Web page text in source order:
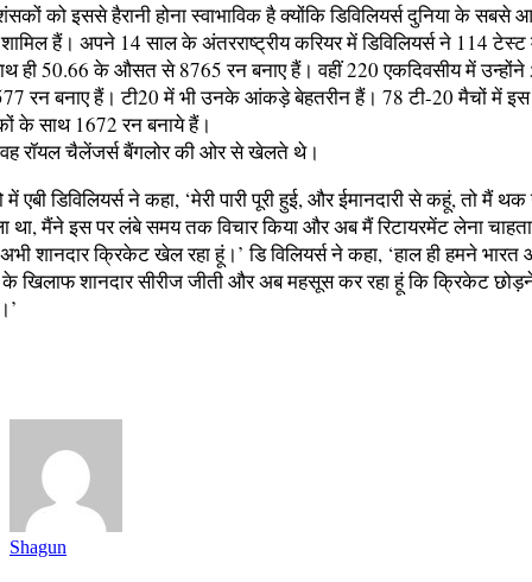
को इससे हैरानी होना स्वाभाविक है क्योंकि डिविलियर्स दुनिया के सबसे
हैं। अपने 14 साल के अंतरराष्ट्रीय करियर में डिविलियर्स ने 114
ही 50.66 के औसत से 8765 रन बनाए हैं। वहीं 220 एकदिवसीय में
रन बनाए हैं। टी20 में भी उनके आंकड़े बेहतरीन हैं। 78 टी-20 मैचों में इस
के साथ 1672 रन बनाये हैं।
रॉयल चैलेंजर्स बैंगलोर की ओर से खेलते थे।
में एबी डिविलियर्स ने कहा, ‘मेरी पारी पूरी हुई, और ईमानदारी से कहूं, तो मैं
था, मैंने इस पर लंबे समय तक विचार किया और अब मैं रिटायरमेंट लेना
शानदार क्रिकेट खेल रहा हूं।’ डि विलियर्स ने कहा, ‘हाल ही हमने भारत
खिलाफ शानदार सीरीज जीती और अब महसूस कर रहा हूं कि क्रिकेट
Shagun